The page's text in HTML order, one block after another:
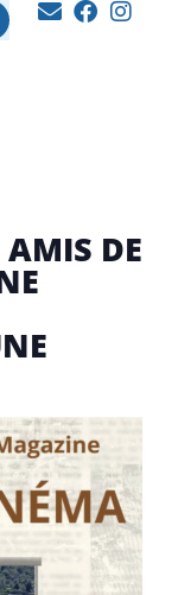
AMIS DE